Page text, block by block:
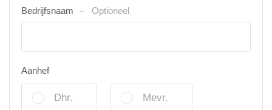
Bedrijfsnaam Optioneel
Aanhef
Dhr. Mevr.